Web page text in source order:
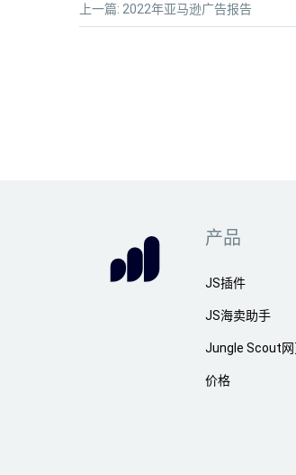
上一篇: 2022年亚马逊广告报告
产品
JS插件
JS海卖助手
Jungle Scout网
价格